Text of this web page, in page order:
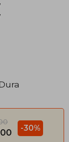
-30%